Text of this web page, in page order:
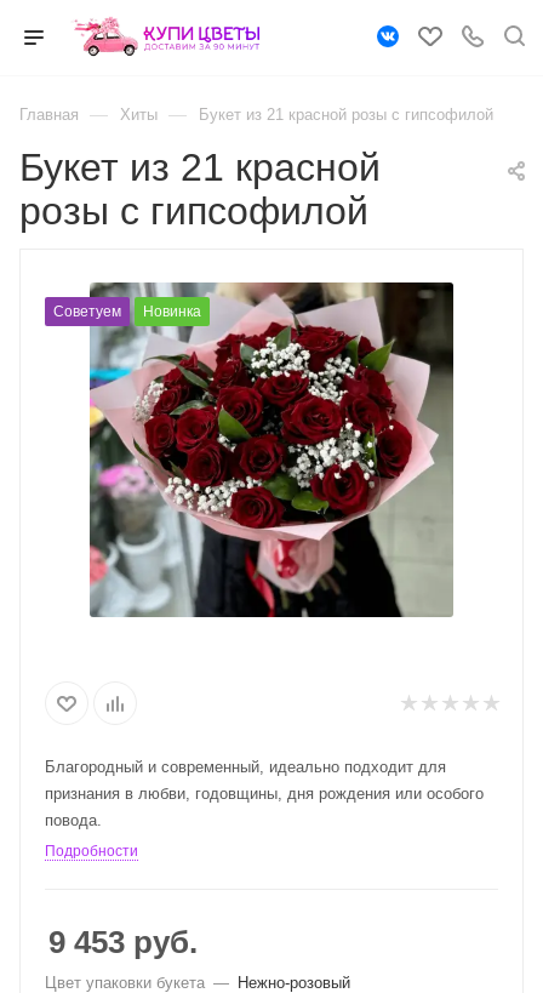
Главная — Хиты — Букет из 21 красной розы с гипсофилой
Букет из 21 красной
розы с гипсофилой
Советуем Новинка
Благородный и современный, идеально подходит для
признания в любви, годовщины, дня рождения или особого
повода.
Подробности
9 453 руб.
Цвет упаковки букета — Нежно-розовый